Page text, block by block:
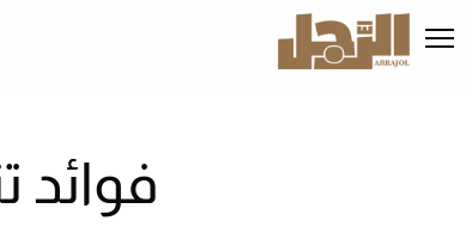
إلى
المحتوى
فوائد